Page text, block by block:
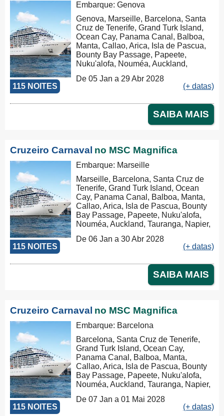
115 NOITES
Embarque: Genova
Genova, Marseille, Barcelona, Santa
Cruz de Tenerife, Grand Turk Island,
Ocean Cay, Panama Canal, Balboa,
Manta, Callao, Arica, Isla de Pascua,
Bounty Bay Passage, Papeete,
Nuku'alofa, Nouméa, Auckland,
Sydney, Cairns, Lombok, Benoa, Ho
Chi Minh City, Baía de Ha Long, Chan
Singapore, Port Klang (Pelabuhan
Klang), Colombo, Cochin, Mumbai (ex
Bombay), Dubai, Muscat, Al 'Aqabah,
(Alexandria), Civitavecchia, Genova
De 05 Jan a 29 Abr 2028
(+ datas)
SAIBA MAIS
Cruzeiro Carnaval no MSC Magnifica
115 NOITES
Embarque: Marseille
Marseille, Barcelona, Santa Cruz de
Tenerife, Grand Turk Island, Ocean
Cay, Panama Canal, Balboa, Manta,
Callao, Arica, Isla de Pascua, Bounty
Bay Passage, Papeete, Nuku'alofa,
Nouméa, Auckland, Tauranga, Napier,
Lombok, Benoa, Ho Chi Minh City,
Baía de Ha Long, Chan May, Laem
Port Klang (Pelabuhan Klang),
Colombo, Cochin, Mumbai (ex
Bombay), Dubai, Muscat, Al 'Aqabah,
(Alexandria), Civitavecchia, Genova,
Marseille
De 06 Jan a 30 Abr 2028
(+ datas)
SAIBA MAIS
Cruzeiro Carnaval no MSC Magnifica
115 NOITES
Embarque: Barcelona
Barcelona, Santa Cruz de Tenerife,
Grand Turk Island, Ocean Cay,
Panama Canal, Balboa, Manta,
Callao, Arica, Isla de Pascua, Bounty
Bay Passage, Papeete, Nuku'alofa,
Nouméa, Auckland, Tauranga, Napier,
Lombok, Benoa, Ho Chi Minh City,
Baía de Ha Long, Chan May, Laem
De 07 Jan a 01 Mai 2028
(+ datas)